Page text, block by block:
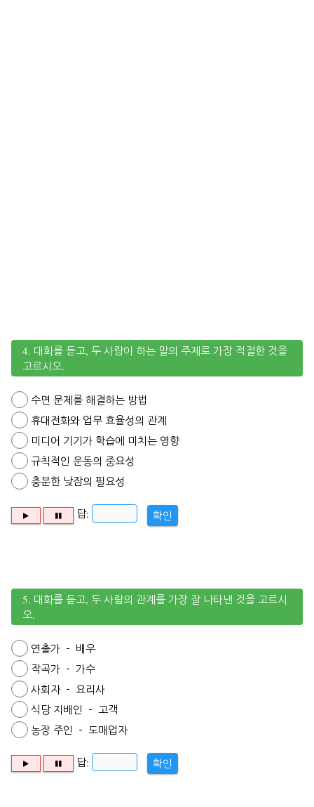
4. 대화를 듣고, 두 사람이 하는 말의 주제로 가장 적절한 것을
고르시오.
수면 문제를 해결하는 방법
휴대전화와 업무 효율성의 관계
미디어 기기가 학습에 미치는 영향
규칙적인 운동의 중요성
충분한 낮잠의 필요성
답: 확인
5. 대화를 듣고, 두 사람의 관계를 가장 잘 나타낸 것을 고르시
오.
연출가 － 배우
작곡가 － 가수
사회자 － 요리사
식당 지배인 － 고객
농장 주인 － 도매업자
답: 확인